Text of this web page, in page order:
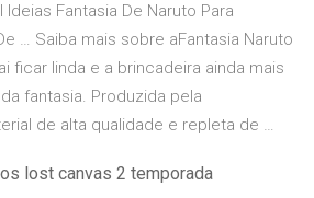
Ideias Fantasia De Naruto Para
… Saiba mais sobre aFantasia Naruto
ficar linda e a brincadeira ainda mais
fantasia. Produzida pela
de alta qualidade e repleta de …
lost canvas 2 temporada